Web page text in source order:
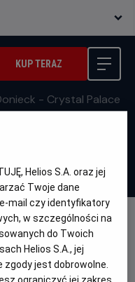
KUP TERAZ
UEFA: Szachtar
Palace
Helios S.A. oraz jej
Twoje dane
mail czy identyfikatory
w szczególności na
do Twoich
Helios S.A., jej
zgody jest dobrowolne.